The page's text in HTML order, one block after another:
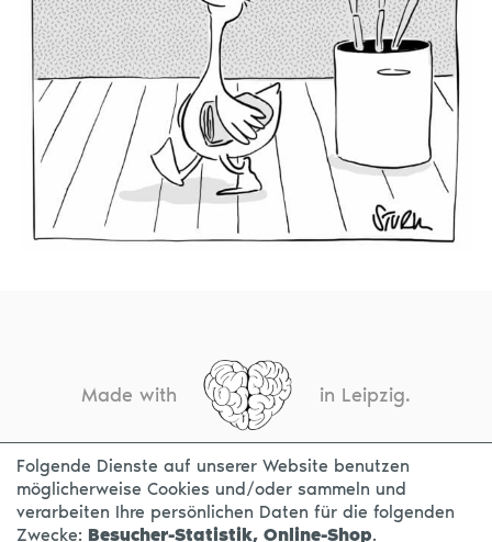
Made with in Leipzig.
KONTAKT IMPRESSUM DATENSCHUTZ
Folgende Dienste auf unserer Website benutzen
möglicherweise Cookies und/oder sammeln und
verarbeiten Ihre persönlichen Daten für die folgenden
Zwecke: Besucher-Statistik, Online-Shop.